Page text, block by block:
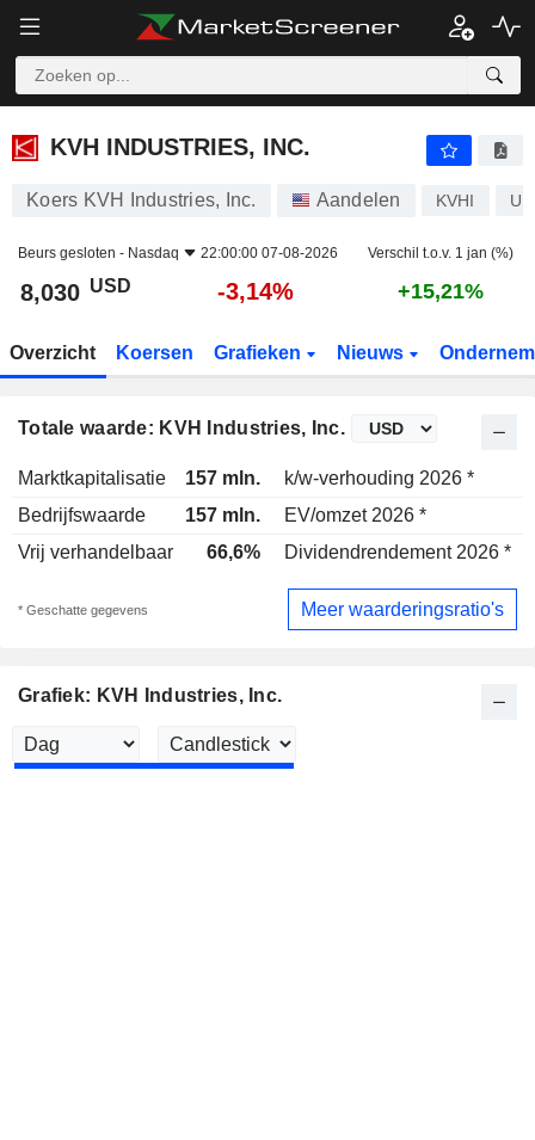
KVH INDUSTRIES, INC.
KVH INDUSTRIES, INC.
Koers KVH Industries, Inc. Aandelen KVHI
Beurs gesloten - Nasdaq 22:00:00 07-08-2026 Verschil t.o.v. 1 jan (%)
8,030 USD -3,14% +15,21%
Overzicht Koersen Grafieken Nieuws
Totale waarde: KVH Industries, Inc.
Marktkapitalisatie 157 mln. k/w-verhouding 2026 *
Bedrijfswaarde
157 mln. EV/omzet 2026 *
Vrij verhandelbaar
66,6% Dividendrendement 2026 *
* Geschatte gegevens Meer waarderingsratio's
Grafiek: KVH Industries, Inc.